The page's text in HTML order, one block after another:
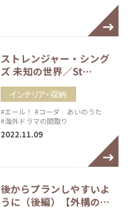
ストレンジャー・シング
ズ 未知の世界／St…
インテリア・収納
#エール！ #コーダ あいのうた
#海外ドラマの間取り
2022.11.09
後からプランしやすいよ
うに（後編）【外構の…